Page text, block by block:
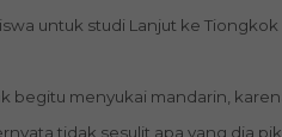
untuk studi Lanjut ke Tiongkok
begitu menyukai mandarin,
tidak sesulit apa yang dia